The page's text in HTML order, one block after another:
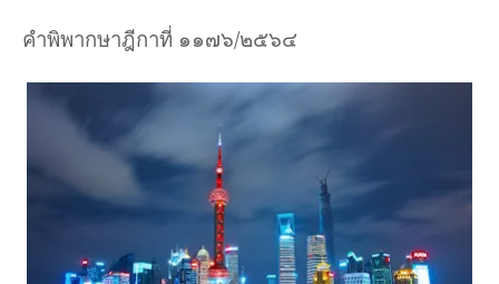
คำพิพากษาฎีกาที่ ๑๑๗๖/๒๕๖๔